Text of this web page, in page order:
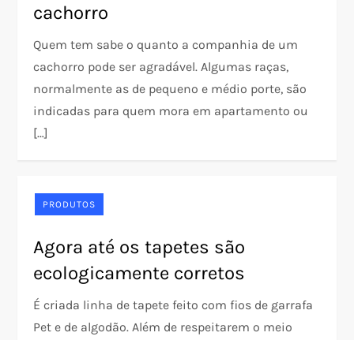
cachorro
Quem tem sabe o quanto a companhia de um
cachorro pode ser agradável. Algumas raças,
normalmente as de pequeno e médio porte, são
indicadas para quem mora em apartamento ou
[…]
PRODUTOS
Agora até os tapetes são
ecologicamente corretos
É criada linha de tapete feito com fios de garrafa
Pet e de algodão. Além de respeitarem o meio